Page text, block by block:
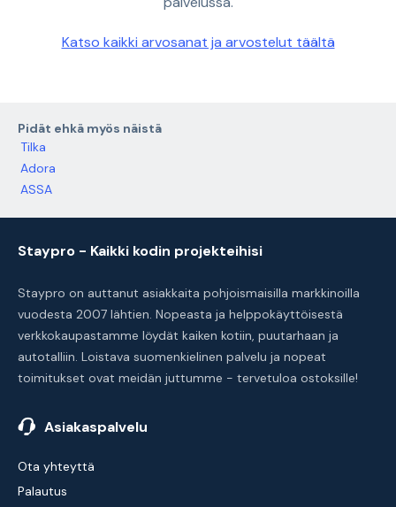
Katso kaikki arvosanat ja arvostelut täältä
Pidät ehkä myös näistä
Tilka
Adora
ASSA
Staypro - Kaikki kodin projekteihisi
Staypro on auttanut asiakkaita pohjoismaisilla markkinoilla
vuodesta 2007 lähtien. Nopeasta ja helppokäyttöisestä
verkkokaupastamme löydät kaiken kotiin, puutarhaan ja
autotalliin. Loistava suomenkielinen palvelu ja nopeat
toimitukset ovat meidän juttumme - tervetuloa ostoksille!
Asiakaspalvelu
Ota yhteyttä
Palautus